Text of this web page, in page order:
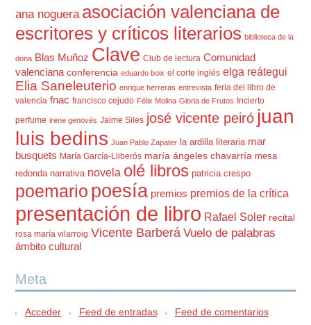
ana noguera asociación valenciana de
escritores y críticos literarios biblioteca de la
dona Blas Muñoz Clave Club de lectura Comunidad
valenciana conferencia eduardo boix el corte inglés elga reátegui
Elia Saneleuterio enrique herreras entrevista feria del libro de
valencia fnac francisco cejudo Félix Molina Gloria de Frutos
Incierto
perfume irene genovés Jaime Siles josé vicente peiró juan
luis bedins Juan Pablo Zapater la ardilla literaria mar
busquets María García-Lliberós maría ángeles chavarría mesa
redonda narrativa novela olé libros patricia crespo
poemario poesía premios premios de la crítica
presentación de libro Rafael Soler recital
rosa maría vilarroig Vicente Barberá Vuelo de palabras
ámbito cultural
Meta
Acceder Feed de entradas
Feed de comentarios